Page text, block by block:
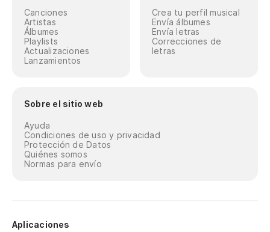
Canciones
Artistas
Álbumes
Playlists
Actualizaciones
Lanzamientos
Crea tu perfil musical
Envía álbumes
Envía letras
Correcciones de
letras
Sobre el sitio web
Ayuda
Condiciones de uso y privacidad
Protección de Datos
Quiénes somos
Normas para envío
Aplicaciones